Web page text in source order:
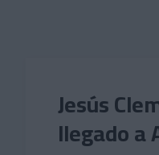
Jesús
llegado a